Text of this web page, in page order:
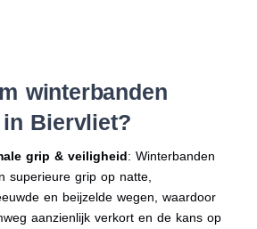
winterbanden
Biervliet?
grip & veiligheid: Winterbanden
superieure grip op natte,
en beijzelde wegen, waardoor
aanzienlijk verkort en de kans op